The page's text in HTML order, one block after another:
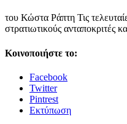
του Κώστα Ράπτη Τις
στρατιωτικούς ανταποκριτές
Κοινοποιήστε το:
Facebook
Twitter
Pintrest
Εκτύπωση